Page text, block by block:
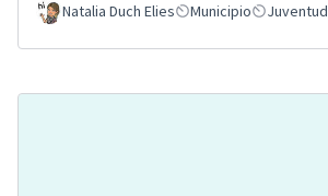
Natalia Duch Elies
Municipio Juventud